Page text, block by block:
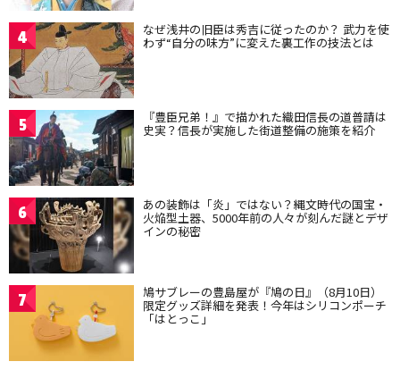
4 なぜ浅井の旧臣は秀吉に従ったのか？ 武力を使
わず“自分の味方”に変えた裏工作の技法とは
5 『豊臣兄弟！』で描かれた織田信長の道普請は
史実？信長が実施した街道整備の施策を紹介
6 あの装飾は「炎」ではない？縄文時代の国宝・
火焔型土器、5000年前の人々が刻んだ謎とデザ
インの秘密
7 鳩サブレーの豊島屋が『鳩の日』（8月10日）
限定グッズ詳細を発表！今年はシリコンポーチ
「はとっこ」